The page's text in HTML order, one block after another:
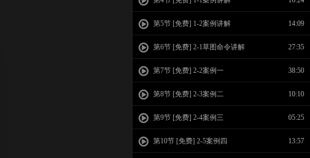
第5节 [免费] 1-2案例讲解 14:09
第6节 [免费] 2-1草图命令讲解 27:35
第7节 [免费] 2-2案例一 38:50
第8节 [免费] 2-3案例二 10:10
第9节 [免费] 2-4案例三 05:25
第10节 [免费] 2-5案例四 13:57